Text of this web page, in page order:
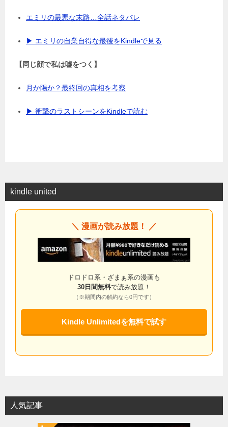
エミリの最悪な末路…全話ネタバレ
▶ エミリの自業自得な最後をKindleで見る
【同じ顔で私は嘘をつく】
月か陽か？最終回の真相を考察
▶ 衝撃のラストシーンをKindleで読む
kindle united
＼ 漫画が読み放題！ ／
ドロドロ系・ざまぁ系の漫画も
30日間無料で読み放題！
（※期間内の解約なら0円です）
Kindle Unlimitedを無料で試す
人気記事